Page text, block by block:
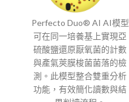
Perfecto Duo® AI AI模型
可在同一培養基上實現亞
硫酸鹽還原厭氧菌的計數
與產氣莢膜梭菌菌落的檢
測。此模型整合雙重分析
功能，有效簡化讀數與結